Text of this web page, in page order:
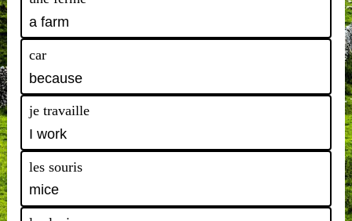
a farm
car
because
je travaille
I work
les souris
mice